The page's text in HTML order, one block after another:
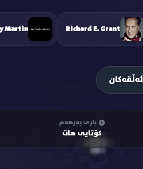
Richard E. Grant
Martin
ئەڵقەکان
باری بەرهەم
کۆتایی هات